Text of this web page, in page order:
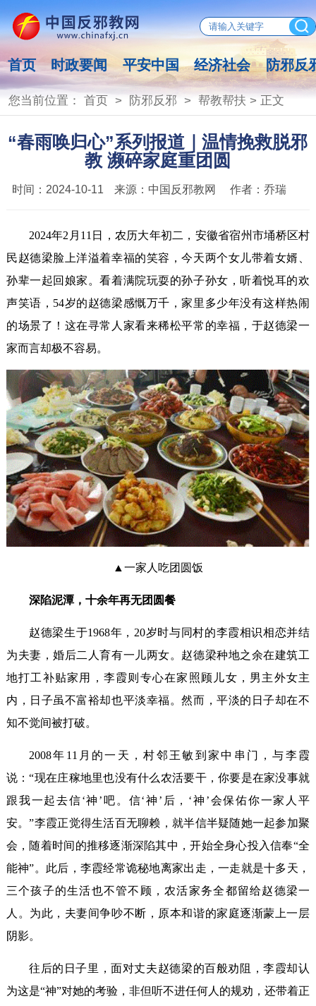
首页 时政要闻 平安中国 经济社会 防邪反
您当前位置： 首页> 防邪反邪 > 帮教帮扶 > 正文
“春雨唤归心”系列报道｜温情挽救脱邪
教 濒碎家庭重团圆
时间： 2024-10-11 来源： 中国反邪教网 作者： 乔瑞
2024年2月11日，农历大年初二，安徽省宿州市埇桥区村
民赵德梁脸上洋溢着幸福的笑容，今天两个女儿带着女婿、
孙辈一起回娘家。看着满院玩耍的孙子孙女，听着悦耳的欢
声笑语，54岁的赵德梁感慨万千，家里多少年没有这样热闹
的场景了！这在寻常人家看来稀松平常的幸福，于赵德梁一
家而言却极不容易。
▲一家人吃团圆饭
深陷泥潭，十余年再无团圆餐
赵德梁生于1968年，20岁时与同村的李霞相识相恋并结
为夫妻，婚后二人育有一儿两女。赵德梁种地之余在建筑工
地打工补贴家用，李霞则专心在家照顾儿女，男主外女主
内，日子虽不富裕却也平淡幸福。然而，平淡的日子却在不
知不觉间被打破。
2008年11月的一天，村邻王敏到家中串门，与李霞
说：“现在庄稼地里也没有什么农活要干，你要是在家没事就
跟我一起去信‘神’吧。信‘神’后，‘神’会保佑你一家人平
安。”李霞正觉得生活百无聊赖，就半信半疑随她一起参加聚
会，随着时间的推移逐渐深陷其中，开始全身心投入信奉“全
能神”。此后，李霞经常诡秘地离家出走，一走就是十多天，
三个孩子的生活也不管不顾，农活家务全都留给赵德梁一
人。为此，夫妻间争吵不断，原本和谐的家庭逐渐蒙上一层
阴影。
往后的日子里，面对丈夫赵德梁的百般劝阻，李霞却认
为这是“神”对她的考验，非但听不进任何人的规劝，还带着正